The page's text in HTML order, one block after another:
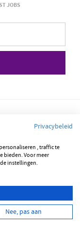
JOBS
Privacybeleid
, traffic te
bieden. Voor meer
instellingen.
Nee, pas aan